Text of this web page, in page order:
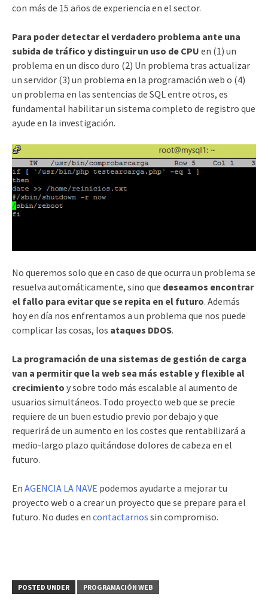
con más de 15 años de experiencia en el sector.
Para poder detectar el verdadero problema ante una
subida de tráfico y distinguir un uso de CPU en (1) un
problema en un disco duro (2) Un problema tras actualizar
un servidor (3) un problema en la programación web o (4)
un problema en las sentencias de SQL entre otros, es
fundamental habilitar un sistema completo de registro que
ayude en la investigación.
No queremos solo que en caso de que ocurra un problema se
resuelva automáticamente, sino que deseamos encontrar
el fallo para evitar que se repita en el futuro. Además
hoy en día nos enfrentamos a un problema que nos puede
complicar las cosas, los ataques DDOS.
La programación de una sistemas de gestión de carga
van a permitir que la web sea más estable y flexible al
crecimiento y sobre todo más escalable al aumento de
usuarios simultáneos. Todo proyecto web que se precie
requiere de un buen estudio previo por debajo y que
requerirá de un aumento en los costes que rentabilizará a
medio-largo plazo quitándose dolores de cabeza en el
futuro.
En AGENCIA LA NAVE podemos ayudarte a mejorar tu
proyecto web o a crear un proyecto que se prepare para el
futuro. No dudes en contactarnos sin compromiso.
POSTED UNDER PROGRAMACIÓN WEB